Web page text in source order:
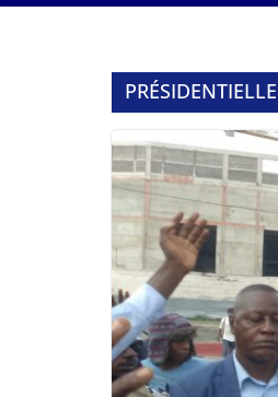
PRÉSIDENTIELLE